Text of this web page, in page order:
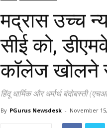
मद्रास उच्च
सीई को,
कॉलेज खोलने
हिंदू धार्मिक और धर्मार्थ बंदोबस्ती
By PGurus Newsdesk - November